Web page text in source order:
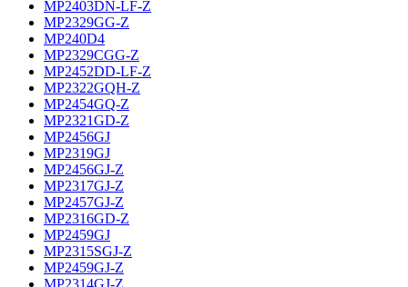
MP2403DN-LF-Z
MP2329GG-Z
MP240D4
MP2329CGG-Z
MP2452DD-LF-Z
MP2322GQH-Z
MP2454GQ-Z
MP2321GD-Z
MP2456GJ
MP2319GJ
MP2456GJ-Z
MP2317GJ-Z
MP2457GJ-Z
MP2316GD-Z
MP2459GJ
MP2315SGJ-Z
MP2459GJ-Z